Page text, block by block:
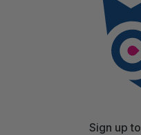
Sign up